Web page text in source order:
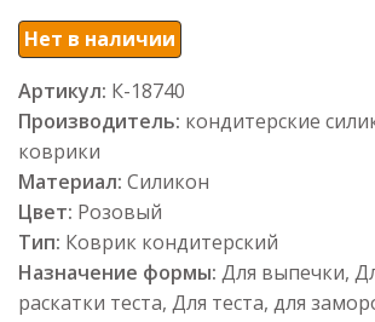
Нет в наличии
Артикул: К-18740
Производитель: кондитерские
коврики
Материал: Силикон
Цвет: Розовый
Тип: Коврик кондитерский
Назначение формы: Для выпечки,
раскатки теста, Для теста, для